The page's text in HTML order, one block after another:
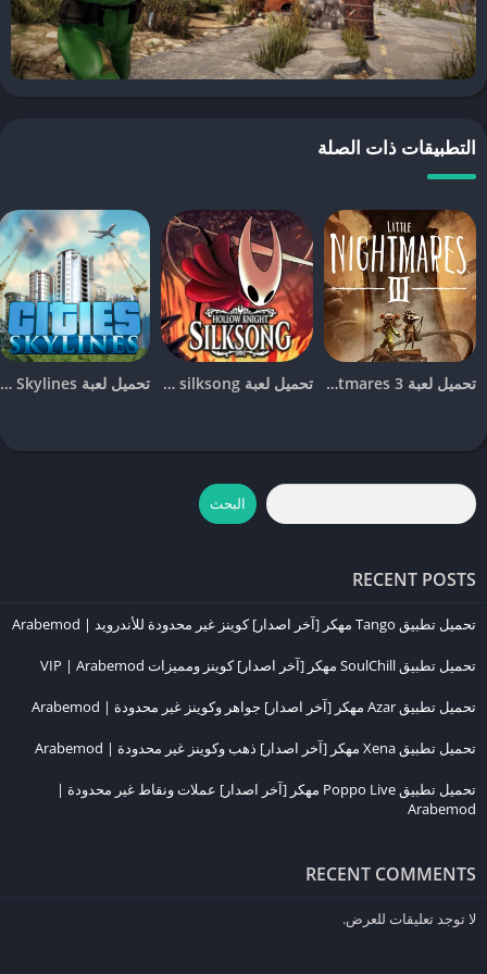
محاكاة البيئة الواقعية: البيئة فيRustمليئة بالتحديات التي تتطلب
تخطيطاً استراتيجياً للبقاء، مثل الجوع، العطش، وأحوال الطقس.
كيفية تحميل Rust للأندرويد
على الرغم من عدم توفر نسخة رسمية من
قم بتحميل محاكي مثلSteam LinkأوGeForce Nowمن متجر
Google Play.
سجل دخولك إلى حسابك على Steam، ثم ابحث عن لعبة
Rustوقم
بتشغيلها عبر المحاكي.
يمكنك استخدام جهاز التحكم أو واجهة اللمس الخاصة بالمحاكي
للاستمتاع باللعبة على هاتفك.
اللعب.
كيفية تحميل Rust للآيفون
مثلSteam Linkو
إليك خطواتتحميل Rust للآيفون :
قم بتحميل تطبيقSteam Linkمن متجر App Store.
افتح التطبيق وسجل دخولك بحساب Steam الخاص بك.
ابدأ بتشغيل اللعبة من مكتبة الألعاب الخاصة بك واستمتع بتجربةRust
تتيح لك هذه الطريقة الاستمتاع باللعبة بأداء جيد، خاصة إذا كنت متصلاً
التطبيقات ذات الصلة
تحميل لعبة Little Nightmares 3 للجوال [آخر اصدار] تحميل لعبة hollow knight silksong للجوال [آخر اصدار] تحميل لعبة Cities Skylines للجوال للاندرويد و الايفون [آخر اصدار]
البحث
RECENT POSTS
تحميل تطبيق Tango مهكر [آخر اصدار] كوينز غير محدودة للأندرويد | Arabemod
تحميل تطبيق SoulChill مهكر [آخر اصدار] كوينز ومميزات VIP | Arabemod
تحميل تطبيق Azar مهكر [آخر اصدار] جواهر وكوينز غير محدودة | Arabemod
تحميل تطبيق Xena مهكر [آخر اصدار] ذهب وكوينز غير محدودة | Arabemod
تحميل تطبيق Poppo Live مهكر [آخر اصدار] عملات ونقاط غير محدودة |
Arabemod
RECENT COMMENTS
لا توجد تعليقات للعرض.